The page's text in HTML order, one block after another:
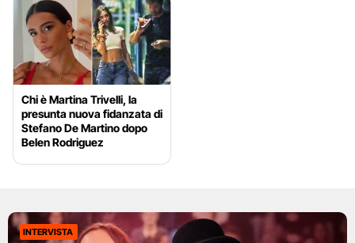
Chi è Martina Trivelli, la
presunta nuova fidanzata di
Stefano De Martino dopo
Belen Rodriguez
INTERVISTA